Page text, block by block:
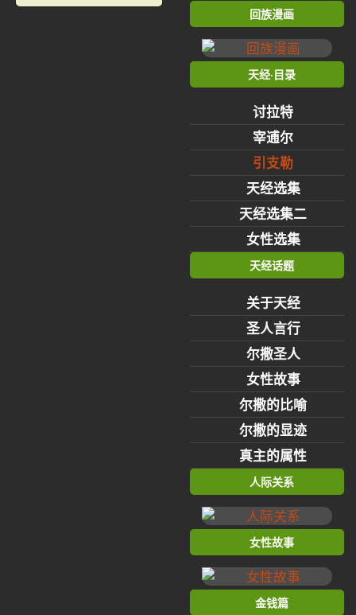
回族漫画
天经·目录
讨拉特
宰逋尔
引支勒
天经选集
天经选集二
女性选集
天经话题
关于天经
圣人言行
尔撒圣人
女性故事
尔撒的比喻
尔撒的显迹
真主的属性
人际关系
女性故事
金钱篇